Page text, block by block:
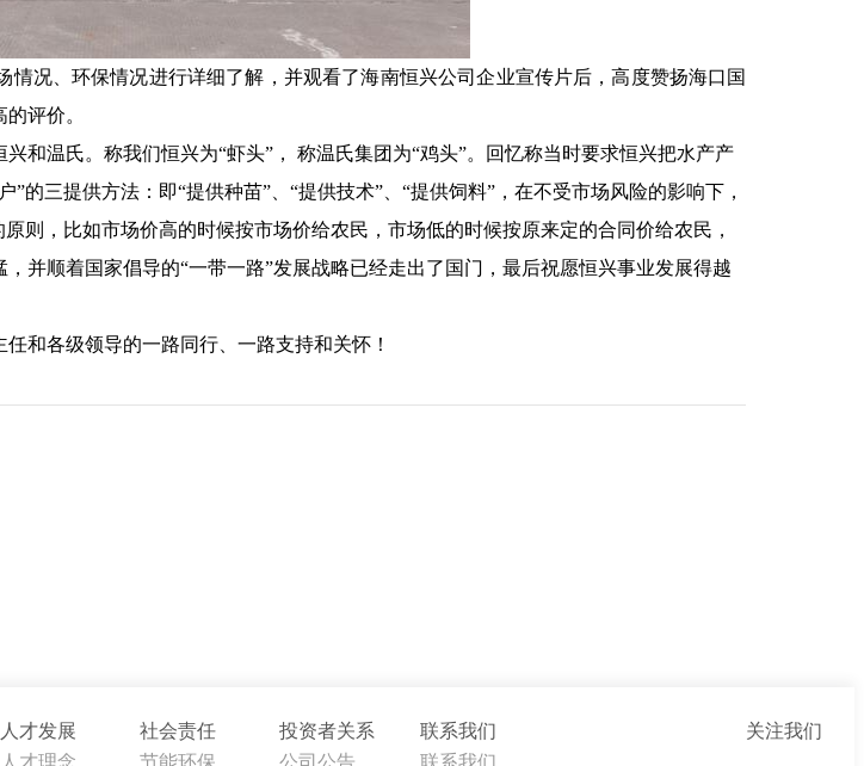
况、环保情况进行详细了解，并观看了海南恒兴公司企业宣传片后，高度赞扬海口国
评价。
温氏。称我们恒兴为“虾头”， 称温氏集团为“鸡头”。回忆称当时要求恒兴把水产产
三提供方法：即“提供种苗”、“提供技术”、“提供饲料”，在不受市场风险的影响下，
则，比如市场价高的时候按市场价给农民，市场低的时候按原来定的合同价给农民，
并顺着国家倡导的“一带一路”发展战略已经走出了国门，最后祝愿恒兴事业发展得越
和各级领导的一路同行、一路支持和关怀！
人才发展
人才理念
社会责任
节能环保
投资者关系
公司公告
联系我们
联系我们
关注我们